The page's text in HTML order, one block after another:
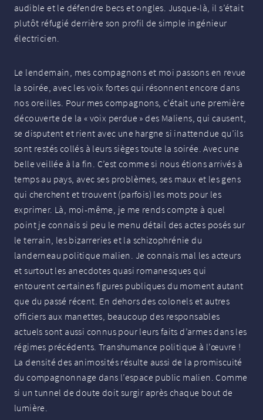
audible et le défendre becs et ongles. Jusque-là, il s’était
plutôt réfugié derrière son profil de simple ingénieur
électricien.
Le lendemain, mes compagnons et moi passons en revue
la soirée, avec les voix fortes qui résonnent encore dans
nos oreilles. Pour mes compagnons, c’était une première
découverte de la « voix perdue » des Maliens, qui causent,
se disputent et rient avec une hargne si inattendue qu’ils
sont restés collés à leurs sièges toute la soirée. Avec une
belle veillée à la fin. C’est comme si nous étions arrivés à
temps au pays, avec ses problèmes, ses maux et les gens
qui cherchent et trouvent (parfois) les mots pour les
exprimer. Là, moi-même, je me rends compte à quel
point je connais si peu le menu détail des actes posés sur
le terrain, les bizarreries et la schizophrénie du
landerneau politique malien. Je connais mal les acteurs
et surtout les anecdotes quasi romanesques qui
entourent certaines figures publiques du moment autant
que du passé récent. En dehors des colonels et autres
officiers aux manettes, beaucoup des responsables
actuels sont aussi connus pour leurs faits d’armes dans les
régimes précédents. Transhumance politique à l’œuvre !
La densité des animosités résulte aussi de la promiscuité
du compagnonnage dans l’espace public malien. Comme
si un tunnel de doute doit surgir après chaque bout de
lumière.